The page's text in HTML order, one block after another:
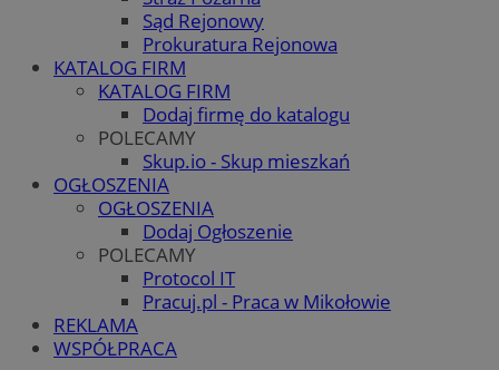
Sąd Rejonowy
Prokuratura Rejonowa
KATALOG FIRM
KATALOG FIRM
Dodaj firmę do katalogu
POLECAMY
Skup.io - Skup mieszkań
OGŁOSZENIA
OGŁOSZENIA
Dodaj Ogłoszenie
POLECAMY
Protocol IT
Pracuj.pl - Praca w Mikołowie
REKLAMA
WSPÓŁPRACA